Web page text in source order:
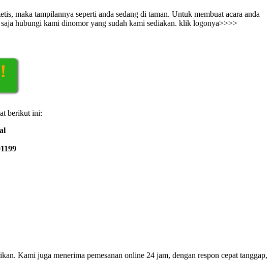
maka tampilannya seperti anda sedang di taman. Untuk membuat acara anda
hubungi kami dinomor yang sudah kami sediakan. klik logonya>>>>
berikut ini:
Kami juga menerima pemesanan online 24 jam, dengan respon cepat tanggap,